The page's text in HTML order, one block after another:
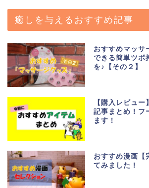
癒しを与えるおすすめ記事
おすすめマッサ
できる簡単ツボ
を♪【その２】
【購入レビュ
記事まとめ！フ
ます！
おすすめ漫画【
てみました！